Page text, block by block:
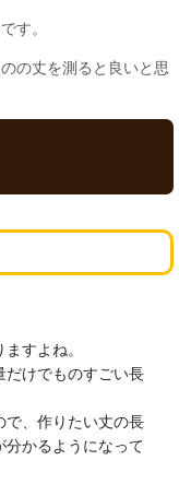
す。
の丈を測ると良いと思
すよね。
だけでものすごい長
で、作りたい丈の長
分かるようになって